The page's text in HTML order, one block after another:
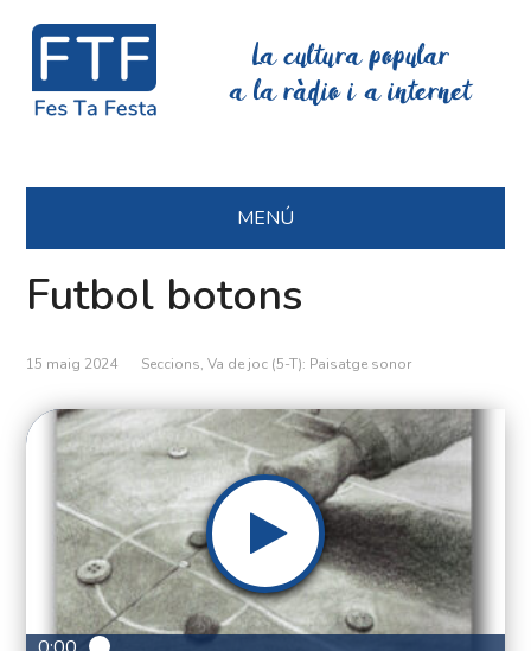
La cultura popular
a la ràdio i a internet
MENÚ
Futbol botons
15 maig 2024 Seccions,Va de joc (5-T): Paisatge sonor